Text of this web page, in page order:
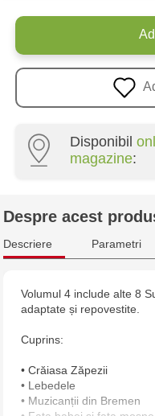
Disponibil
magazine:
Multistore Centru -
Jucărenia Bălți - str.
Jucărenia Cahul -
Multistore Soroca -
Despre acest
Descriere Parametri
Volumul 4 include alte 8
adaptate și repovestite.
Cuprins:
• Crăiasa Zăpezii
• Lebedele
• Muzicanții din Bremen